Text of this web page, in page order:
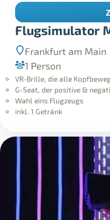
Flugsimulator
Frankfurt am Main
1 Person
VR-Brille, die alle
G-Seat, der positive &
Wahl eins Flugzeugs
inkl. 1 Getränk